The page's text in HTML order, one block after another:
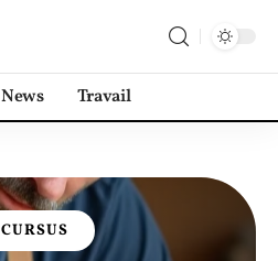
News Travail
CURSUS